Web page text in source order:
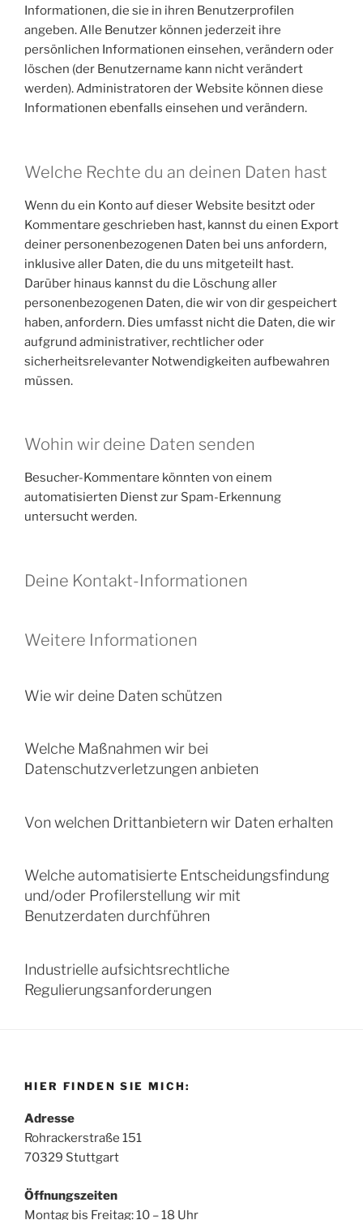
Informationen, die sie in ihren Benutzerprofilen
angeben. Alle Benutzer können jederzeit ihre
persönlichen Informationen einsehen, verändern oder
löschen (der Benutzername kann nicht verändert
werden). Administratoren der Website können diese
Informationen ebenfalls einsehen und verändern.
Welche Rechte du an deinen Daten hast
Wenn du ein Konto auf dieser Website besitzt oder
Kommentare geschrieben hast, kannst du einen Export
deiner personenbezogenen Daten bei uns anfordern,
inklusive aller Daten, die du uns mitgeteilt hast.
Darüber hinaus kannst du die Löschung aller
personenbezogenen Daten, die wir von dir gespeichert
haben, anfordern. Dies umfasst nicht die Daten, die wir
aufgrund administrativer, rechtlicher oder
sicherheitsrelevanter Notwendigkeiten aufbewahren
müssen.
Wohin wir deine Daten senden
Besucher-Kommentare könnten von einem
automatisierten Dienst zur Spam-Erkennung
untersucht werden.
Deine Kontakt-Informationen
Weitere Informationen
Wie wir deine Daten schützen
Welche Maßnahmen wir bei
Datenschutzverletzungen anbieten
Von welchen Drittanbietern wir Daten erhalten
Welche automatisierte Entscheidungsfindung
und/oder Profilerstellung wir mit
Benutzerdaten durchführen
Industrielle aufsichtsrechtliche
Regulierungsanforderungen
HIER FINDEN SIE MICH:
Adresse
Rohrackerstraße 151
70329 Stuttgart
Öffnungszeiten
Montag bis Freitag: 10 – 18 Uhr